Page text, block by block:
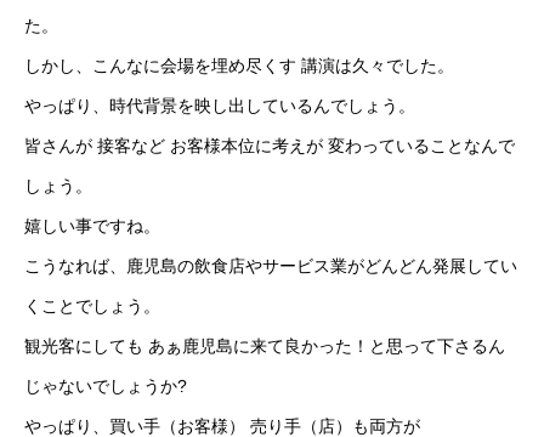
た。
しかし、こんなに会場を埋め尽くす 講演は久々でした。
やっぱり、時代背景を映し出しているんでしょう。
皆さんが 接客など お客様本位に考えが 変わっていることなんで
しょう。
嬉しい事ですね。
こうなれば、鹿児島の飲食店やサービス業がどんどん発展してい
くことでしょう。
観光客にしても あぁ鹿児島に来て良かった！と思って下さるん
じゃないでしょうか?
やっぱり、買い手（お客様） 売り手（店）も両方が